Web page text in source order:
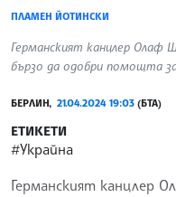
ПЛАМЕН ЙОТИНСКИ
Германският канцлер Олаф
бързо да одобри помощта
БЕРЛИН, 21.04.2024 19:03 (БТА)
ЕТИКЕТИ
#Украйна
Германският канцлер